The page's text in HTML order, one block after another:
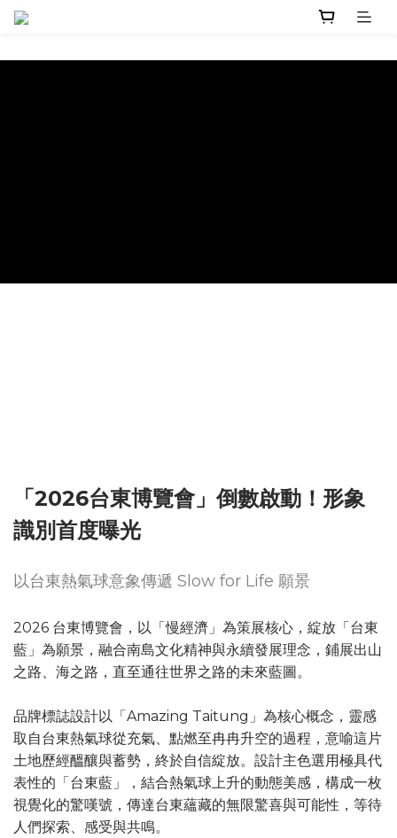
「2026台東博覽會」倒數啟動！形象
識別首度曝光
以台東熱氣球意象傳遞 Slow for Life 願景
2026 台東博覽會，以「慢經濟」為策展核心，綻放「台東
藍」為願景，融合南島文化精神與永續發展理念，鋪展出山
之路、海之路，直至通往世界之路的未來藍圖。
品牌標誌設計以「Amazing Taitung」為核心概念，靈感
取自台東熱氣球從充氣、點燃至冉冉升空的過程，意喻這片
土地歷經醞釀與蓄勢，終於自信綻放。設計主色選用極具代
表性的「台東藍」，結合熱氣球上升的動態美感，構成一枚
視覺化的驚嘆號，傳達台東蘊藏的無限驚喜與可能性，等待
人們探索、感受與共鳴。